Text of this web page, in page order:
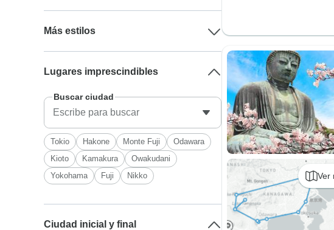
Ver
Más estilos
Lugares imprescindibles
Buscar ciudad
Tokio Hakone Monte Fuji
Odawara
Kioto
Kamakura
Owakudani
Yokohama
Fuji Nikko
Ciudad inicial y final